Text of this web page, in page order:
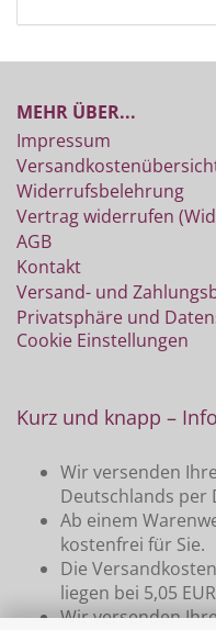
MEHR ÜBER...
Impressum
Widerrufsbelehrung
Vertrag widerrufen
AGB
Kontakt
Versand- und
Privatsphäre und
Cookie Einstellungen
Kurz und knapp –
Wir versenden
Deutschlands per
Ab einem
kostenfrei für Sie.
Die
liegen bei 5,05
Wir versenden